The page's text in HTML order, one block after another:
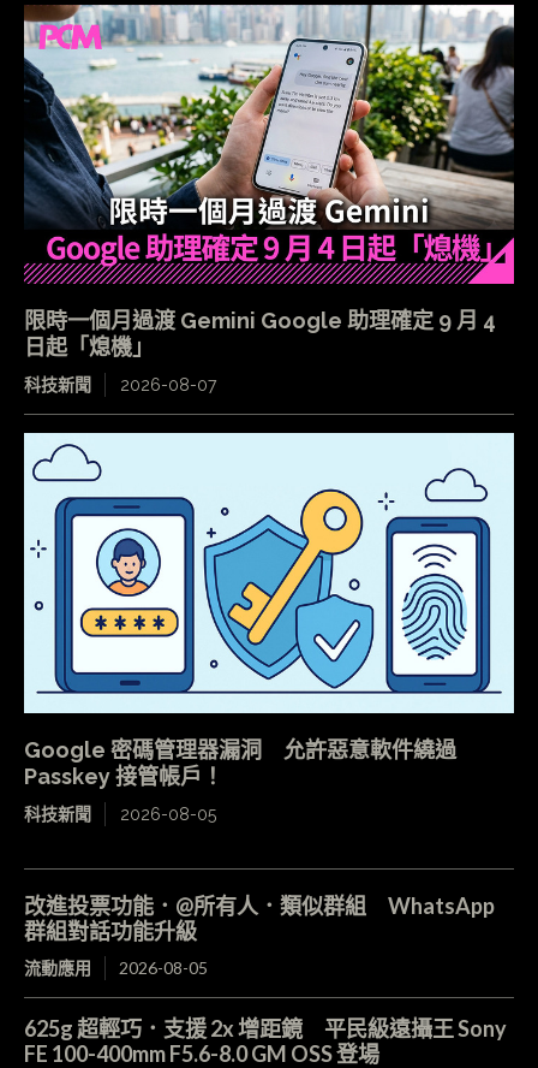
限時一個月過渡 Gemini Google 助理確定 9 月 4
日起「熄機」
科技新聞 2026-08-07
Google 密碼管理器漏洞 允許惡意軟件繞過
Passkey 接管帳戶！
科技新聞 2026-08-05
改進投票功能．@所有人．類似群組 WhatsApp
群組對話功能升級
流動應用 2026-08-05
625g 超輕巧．支援 2x 增距鏡 平民級遠攝王 Sony
FE 100-400mm F5.6-8.0 GM OSS 登場